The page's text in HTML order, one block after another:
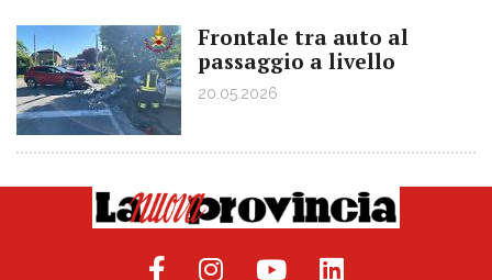
Frontale tra auto al
passaggio a livello
20.05.2026